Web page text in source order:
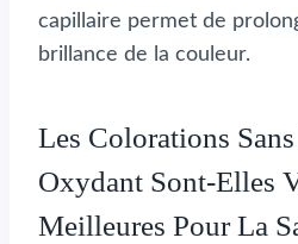
capillaire permet de
brillance de la couleur.
Les Colorations
Oxydant Sont-Elles
Meilleures Pour La